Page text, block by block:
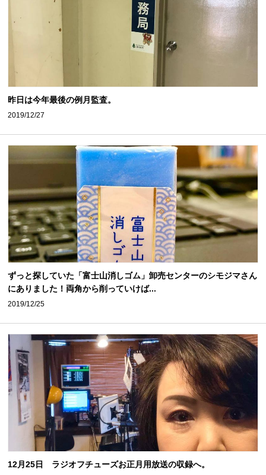
昨日は今年最後の例月監査。
2019/12/27
ずっと探していた「富士山消しゴム」卸売センターのシモジマさん
にありました！両角から削っていけば...
2019/12/25
12月25日 ラジオフチューズお正月用放送の収録へ。